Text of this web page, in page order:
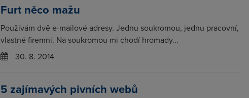
Furt něco mažu
Používám dvě e-mailové adresy. Jednu soukromou, jednu pracovní,
vlastně firemní. Na soukromou mi chodí hromady...
30. 8. 2014
5 zajímavých pivních webů